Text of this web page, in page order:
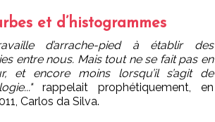
et d’histogrammes
d’arrache-pied à établir des
entre nous. Mais tout ne se fait pas en
et encore moins lorsqu’il s’agit de
rappelait prophétiquement, en
Carlos da Silva.